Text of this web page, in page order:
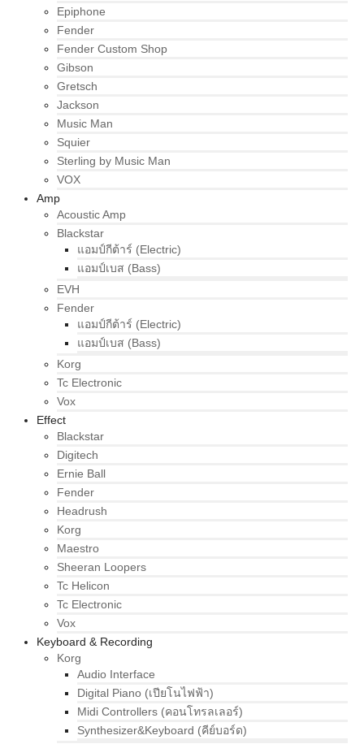
Epiphone
Fender
Fender Custom Shop
Gibson
Gretsch
Jackson
Music Man
Squier
Sterling by Music Man
VOX
Amp
Acoustic Amp
Blackstar
แอมป์กีต้าร์ (Electric)
แอมป์เบส (Bass)
EVH
Fender
แอมป์กีต้าร์ (Electric)
แอมป์เบส (Bass)
Korg
Tc Electronic
Vox
Effect
Blackstar
Digitech
Ernie Ball
Fender
Headrush
Korg
Maestro
Sheeran Loopers
Tc Helicon
Tc Electronic
Vox
Keyboard & Recording
Korg
Audio Interface
Digital Piano (เปียโนไฟฟ้า)
Midi Controllers (คอนโทรลเลอร์)
Synthesizer&Keyboard (คีย์บอร์ด)